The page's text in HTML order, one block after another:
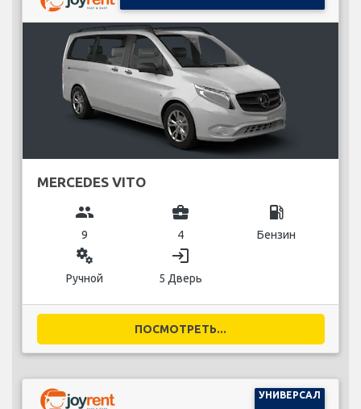
MERCEDES VITO
group
9
business_center
4
local_gas_station
Бензин
miscellaneous_services
Ручной
login
5 Дверь
ПОСМОТРЕТЬ...
УНИВЕРСАЛ